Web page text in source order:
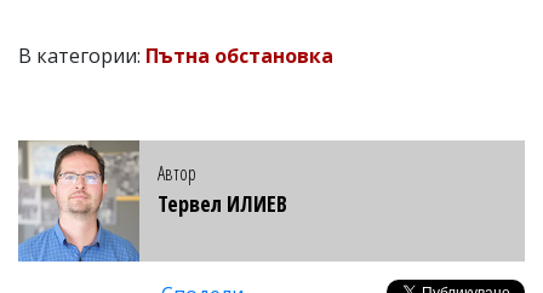
В категории: Пътна обстановка
Автор
Тервел ИЛИЕВ